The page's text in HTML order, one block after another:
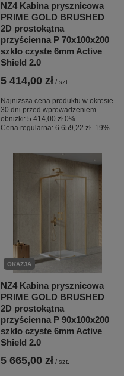
NZ4 Kabina prysznicowa
PRIME GOLD BRUSHED
2D prostokątna
przyścienna P 70x100x200
szkło czyste 6mm Active
Shield 2.0
5 414,00 zł / szt.
Najniższa cena produktu w okresie
30 dni przed wprowadzeniem
obniżki: 5 414,00 zł 0%
Cena regularna: 6 659,22 zł -19%
OKAZJA
NZ4 Kabina prysznicowa
PRIME GOLD BRUSHED
2D prostokątna
przyścienna P 90x100x200
szkło czyste 6mm Active
Shield 2.0
5 665,00 zł / szt.